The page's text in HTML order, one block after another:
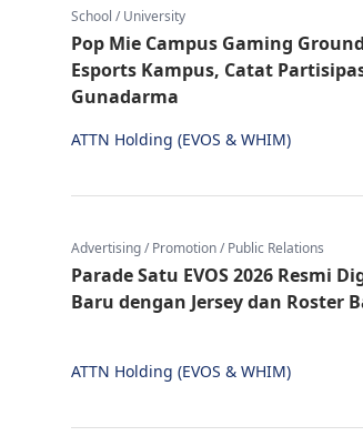
School / University
Pop Mie Campus Gaming
Esports Kampus, Catat
Gunadarma
ATTN Holding (EVOS & WHIM)
Advertising / Promotion / Public Relations
Parade Satu EVOS 2026 Resmi
Baru dengan Jersey dan Roster
ATTN Holding (EVOS & WHIM)